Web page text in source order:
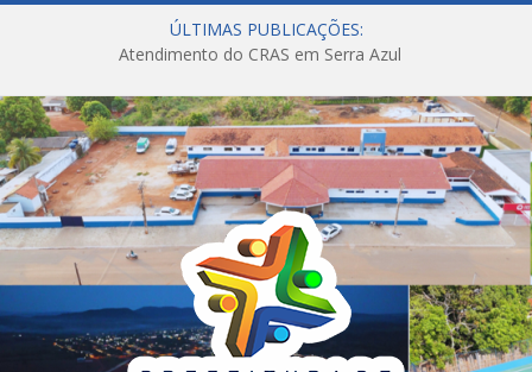
ÚLTIMAS PUBLICAÇÕES:
Atendimento do CRAS em Serra Azul